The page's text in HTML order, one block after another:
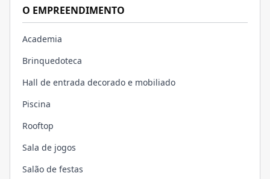
O EMPREENDIMENTO
Academia
Brinquedoteca
Hall de entrada decorado e mobiliado
Piscina
Rooftop
Sala de jogos
Salão de festas